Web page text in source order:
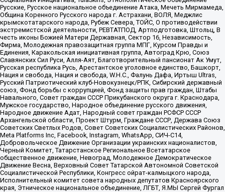
Русские, Русское национальное объединение Атака, Мечеть Мирмамеда,
Община Коренного Русского народа г. Астрахани, ВОЛЯ, Меджлис
крымскотатарского народа, Рубеж Севера, ТОЙС, О противодействии
экстремистской деятельности, РЕВТАТПОД, Артподготовка, Штольц, В
честь иконы Божией Матери Державная, Сектор 16, Независимость,
Фирма, Молодежная правозащитная группа МПГ, Курсом Правды и
Единения, Каракольская инициативная группа, Автоград Крю, Союз
Славянских Сил Руси, Алля-Аят, Благотворительный пансионат Ак Умут,
Русская республика Русь, Арестантское уголовное единство, Башкорт,
Нация и свобода, Нация и свобода, W.H.С., Фалунь Дафа, Иртыш Ultras,
Русский Патриотический клуб-Новокузнецк/РПК, Сибирский державный
союз, Фонд борьбы с коррупцией, Фонд защиты прав граждан, Штабы
Навального, Совет граждан СССР Прикубанского округа г. Краснодара,
Мужское государство, Народное объединение русского движения,
Народное движение Адат, Народный совет граждан РСФСР СССР
Архангельской области, Проект Штурм, Граждане СССР, Держава Союз
Советских Светлых Родов, Совет Советских Социалистических Районов,
Meta Platforms Inc, Facebook, Instagram, WhatsApp, СИЧ-С14,
Добровольческое Движение Организации украинских националистов,
Черный Комитет, Татарстанское Региональное Всетатарское
общественное движение, Невоград, Молодежное Демократическое
Движение Весна, Верховный Совет Татарской Автономной Советской
Социалистической Республики, Конгресс ойрат-калмыцкого народа,
Исполнительный комитет совета народных депутатов Красноярского
края, Этническое национальное объединение, ЛГБТ, Я.МЫ Сергей Фургал